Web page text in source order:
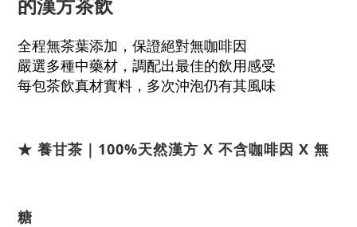
全程無茶葉添加，保證絕對無咖啡因
嚴選多種中藥材，調配出最佳的飲用感受
每包茶飲真材實料，多次沖泡仍有其風味
★ 養甘茶｜100%天然漢方 X 不含咖啡因 X 無
糖